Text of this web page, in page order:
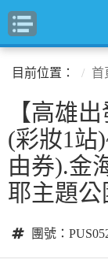
目前位置： 首
【高雄
(彩妝1站
由券).金
耶主題
團號：